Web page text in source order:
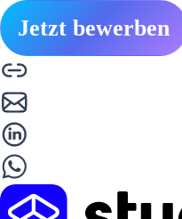
Jetzt bewerben